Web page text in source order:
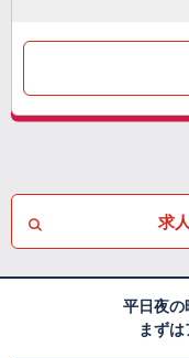
求
平日夜の
まず